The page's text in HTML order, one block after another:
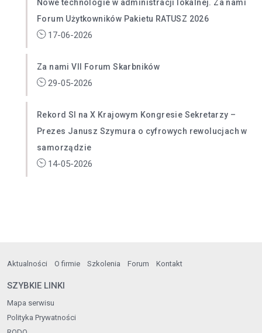
Nowe technologie w administracji lokalnej. Za nami
Forum Użytkowników Pakietu RATUSZ 2026
17-06-2026
Za nami VII Forum Skarbników
29-05-2026
Rekord SI na X Krajowym Kongresie Sekretarzy –
Prezes Janusz Szymura o cyfrowych rewolucjach w
samorządzie
14-05-2026
Aktualności O firmie Szkolenia Forum Kontakt
SZYBKIE LINKI
Mapa serwisu
Polityka Prywatności